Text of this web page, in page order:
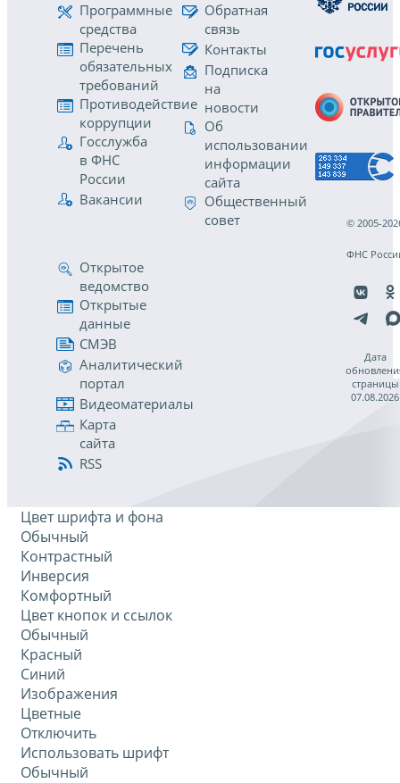
Программные
средства
Перечень
обязательных
требований
Противодействие
коррупции
Госслужба
в ФНС
России
Вакансии
Обратная
связь
Контакты
Подписка
на
новости
Об
использовании
информации
сайта
Общественный
совет
Открытое
ведомство
Открытые
данные
СМЭВ
Аналитический
портал
Видеоматериалы
Карта
сайта
RSS
© 2005-
ФНС
Дата
страницы
07.08.2026
Цвет шрифта и фона
Обычный
Контрастный
Инверсия
Комфортный
Цвет кнопок и ссылок
Обычный
Красный
Синий
Изображения
Цветные
Отключить
Использовать шрифт
Обычный